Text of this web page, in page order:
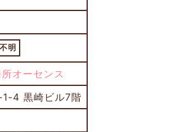
不明
オーセンス
4 黒崎ビル7階